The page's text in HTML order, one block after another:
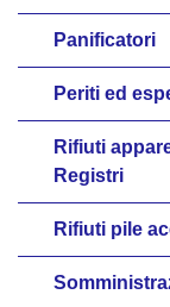
Panificatori
Periti ed
Rifiuti
Registri
Rifiuti pile